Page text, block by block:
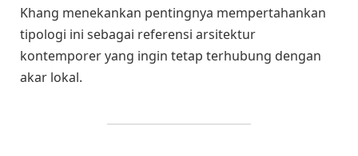
Khang menekankan pentingnya mempertahankan
tipologi ini sebagai referensi arsitektur
kontemporer yang ingin tetap terhubung dengan
akar lokal.